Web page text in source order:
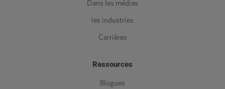
Dans les médias
les industries
Carrières
Ressources
Blogues